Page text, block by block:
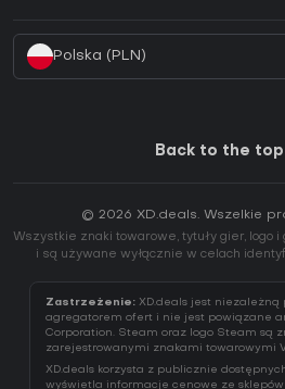
Polska (PLN)
Back to the top
© 2026 XD.deals. Wszelkie
Wszystkie znaki towarowe, tytuły gier, logo
i są używane wyłącznie w celach
Zastrzeżenie: XD.deals jest niezależną
agregatorem ofert i nie jest powiązane
Corporation. Steam oraz logo Steam są
zarejestrowanymi znakami towarowymi
XD.deals korzysta z publicznie
wyświetla informacje cenowe ze